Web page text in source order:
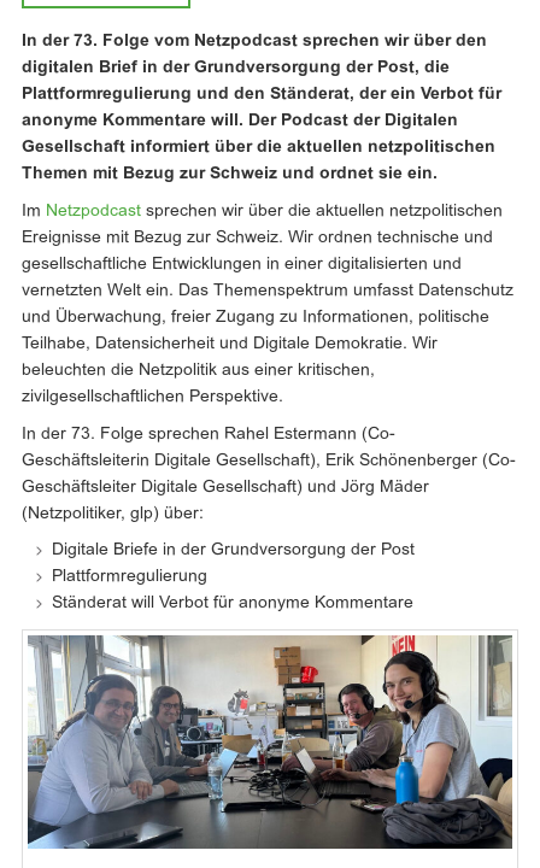
In der 73. Folge vom Netzpodcast sprechen wir über den
digitalen Brief in der Grundversorgung der Post, die
Plattformregulierung und den Ständerat, der ein Verbot für
anonyme Kommentare will. Der Podcast der Digitalen
Gesellschaft informiert über die aktuellen netzpolitischen
Themen mit Bezug zur Schweiz und ordnet sie ein.
Im Netzpodcast sprechen wir über die aktuellen netzpolitischen
Ereignisse mit Bezug zur Schweiz. Wir ordnen technische und
gesellschaftliche Entwicklungen in einer digitalisierten und
vernetzten Welt ein. Das Themenspektrum umfasst Datenschutz
und Überwachung, freier Zugang zu Informationen, politische
Teilhabe, Datensicherheit und Digitale Demokratie. Wir
beleuchten die Netzpolitik aus einer kritischen,
zivilgesellschaftlichen Perspektive.
In der 73. Folge sprechen Rahel Estermann (Co-
Geschäftsleiterin Digitale Gesellschaft), Erik Schönenberger (Co-
Geschäftsleiter Digitale Gesellschaft) und Jörg Mäder
(Netzpolitiker, glp) über:
Digitale Briefe in der Grundversorgung der Post
Plattformregulierung
Ständerat will Verbot für anonyme Kommentare